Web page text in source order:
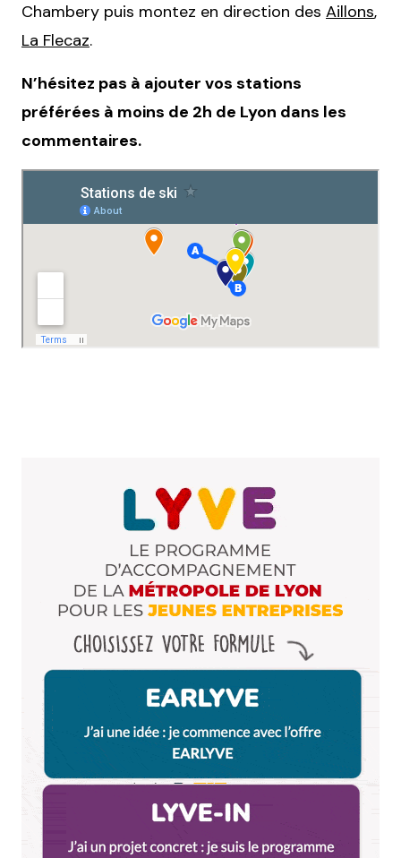
Chambery puis montez en direction des Aillons,
La Flecaz.
N’hésitez pas à ajouter vos stations
préférées à moins de 2h de Lyon dans les
commentaires.